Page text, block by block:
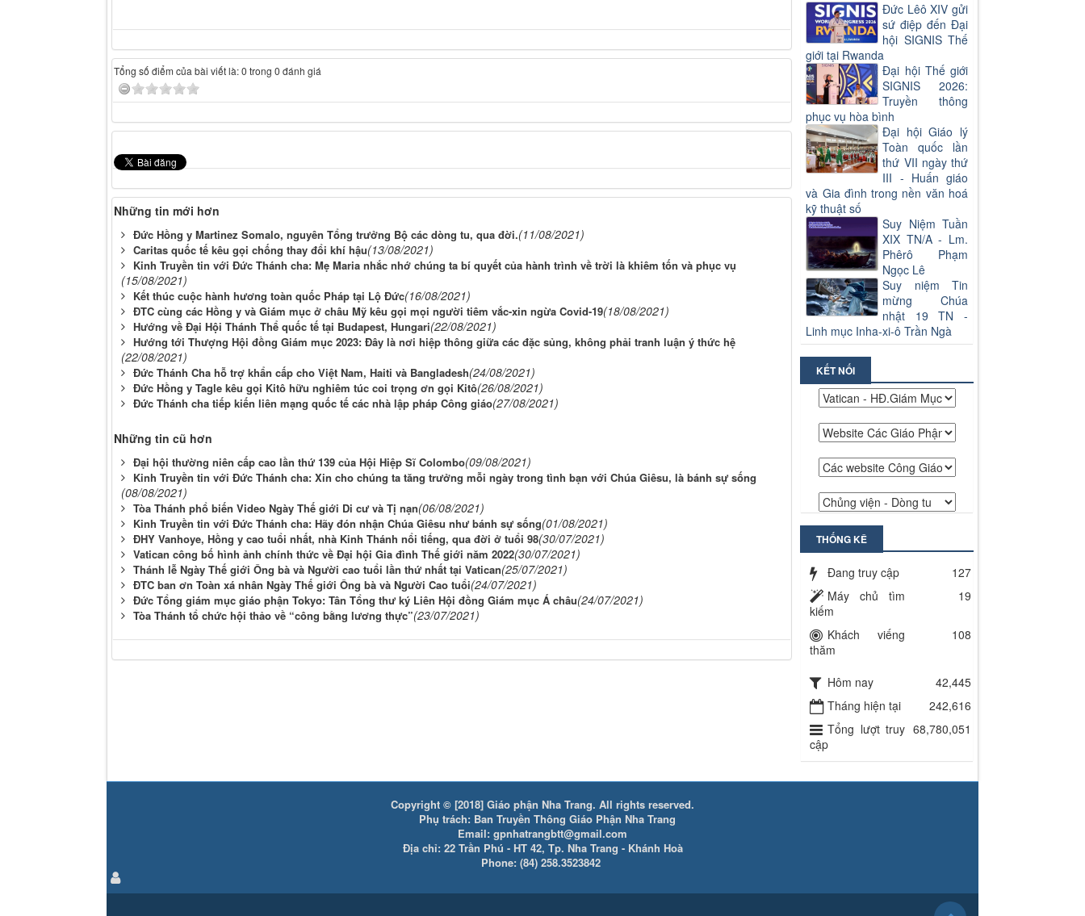
Tổng số điểm của bài viết là: 0 trong 0 đánh giá
Những tin mới hơn
Đức Hồng y Martinez Somalo, nguyên Tổng trưởng Bộ các dòng tu, qua đời.(11/08/2021)
Caritas quốc tế kêu gọi chống thay đổi khí hậu(13/08/2021)
Kinh Truyền tin với Đức Thánh cha: Mẹ Maria nhắc nhớ chúng ta bí quyết của hành trình về trời là khiêm tốn và phục vụ
(15/08/2021)
Kết thúc cuộc hành hương toàn quốc Pháp tại Lộ Đức(16/08/2021)
ĐTC cùng các Hồng y và Giám mục ở châu Mỹ kêu gọi mọi người tiêm vắc-xin ngừa Covid-19(18/08/2021)
Hướng về Đại Hội Thánh Thể quốc tế tại Budapest, Hungari(22/08/2021)
Hướng tới Thượng Hội đồng Giám mục 2023: Đây là nơi hiệp thông giữa các đặc sủng, không phải tranh luận ý thức hệ
(22/08/2021)
Đức Thánh Cha hỗ trợ khẩn cấp cho Việt Nam, Haiti và Bangladesh(24/08/2021)
Đức Hồng y Tagle kêu gọi Kitô hữu nghiêm túc coi trọng ơn gọi Kitô(26/08/2021)
Đức Thánh cha tiếp kiến liên mạng quốc tế các nhà lập pháp Công giáo(27/08/2021)
Những tin cũ hơn
Đại hội thường niên cấp cao lần thứ 139 của Hội Hiệp Sĩ Colombo(09/08/2021)
Kinh Truyền tin với Đức Thánh cha: Xin cho chúng ta tăng trưởng mỗi ngày trong tình bạn với Chúa Giêsu, là bánh sự sống
(08/08/2021)
Tòa Thánh phổ biến Video Ngày Thế giới Di cư và Tị nạn(06/08/2021)
Kinh Truyền tin với Đức Thánh cha: Hãy đón nhận Chúa Giêsu như bánh sự sống(01/08/2021)
ĐHY Vanhoye, Hồng y cao tuổi nhất, nhà Kinh Thánh nổi tiếng, qua đời ở tuổi 98(30/07/2021)
Vatican công bố hình ảnh chính thức về Đại hội Gia đình Thế giới năm 2022(30/07/2021)
Thánh lễ Ngày Thế giới Ông bà và Người cao tuổi lần thứ nhất tại Vatican(25/07/2021)
ĐTC ban ơn Toàn xá nhân Ngày Thế giới Ông bà và Người Cao tuổi(24/07/2021)
Đức Tổng giám mục giáo phận Tokyo: Tân Tổng thư ký Liên Hội đồng Giám mục Á châu(24/07/2021)
Tòa Thánh tổ chức hội thảo về “công bằng lương thực”(23/07/2021)
Đức Lêô XIV gửi
sứ điệp đến Đại
hội SIGNIS Thế
giới tại Rwanda
Đại hội Thế giới
SIGNIS 2026:
Truyền thông
phục vụ hòa bình
Đại hội Giáo lý
Toàn quốc lần
thứ VII ngày thứ
III - Huấn giáo
và Gia đình trong nền văn hoá
kỹ thuật số
Suy Niệm Tuần
XIX TN/A - Lm.
Phêrô Phạm
Ngọc Lê
Suy niệm Tin
mừng Chúa
nhật 19 TN -
Linh mục Inha-xi-ô Trần Ngà
KẾT NỐI
THỐNG KÊ
Đang truy cập
127
Máy chủ tìm
kiếm
19
Khách viếng
thăm
108
Hôm nay
42,445
Tháng hiện tại
242,616
Tổng lượt truy
cập
68,780,051
Copyright © [2018] Giáo phận Nha Trang. All rights reserved.
Phụ trách: Ban Truyền Thông Giáo Phận Nha Trang
Email: gpnhatrangbtt@gmail.com
Địa chỉ: 22 Trần Phú - HT 42, Tp. Nha Trang - Khánh Hoà
Phone: (84) 258.3523842